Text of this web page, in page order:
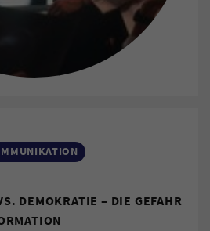
DEMOKRATIE – DIE GEFAHR